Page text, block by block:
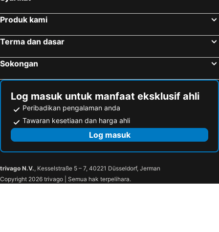
Nagoya, Chubu und Hokuriku Hotels
Narita, Kanto Hotels
Produk kami
Terma dan dasar
Sokongan
Log masuk untuk manfaat eksklusif ahli
Peribadikan pengalaman anda
Tawaran kesetiaan dan harga ahli
Log masuk
trivago N.V., Kesselstraße 5 – 7, 40221 Düsseldorf, Jerman
Copyright 2026 trivago | Semua hak terpelihara.